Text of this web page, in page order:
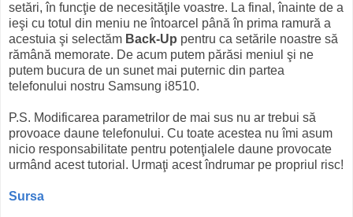
setări, în funcţie de necesităţile voastre. La final, înainte de a
ieşi cu totul din meniu ne întoarcel până în prima ramură a
acestuia şi selectăm Back-Up pentru ca setările noastre să
rămână memorate. De acum putem părăsi meniul şi ne
putem bucura de un sunet mai puternic din partea
telefonului nostru Samsung i8510.
P.S. Modificarea parametrilor de mai sus nu ar trebui să
provoace daune telefonului. Cu toate acestea nu îmi asum
nicio responsabilitate pentru potenţialele daune provocate
urmând acest tutorial. Urmaţi acest îndrumar pe propriul risc!
Sursa